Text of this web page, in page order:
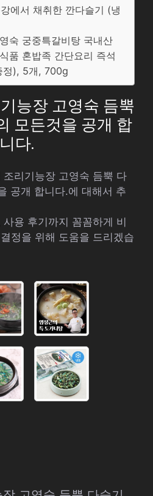
에서 채취한 깐다슬기 (냉
숙 궁중특갈비탕 국내산
품 혼밥족 간단요리 즉석
정), 5개, 700g
능장 고영숙 듬뿍
모든것을 공개 합
니다.
리기능장 고영숙 듬뿍 다
공개 합니다.에 대해서 추
용 후기까지 꼼꼼하게 비
정을 위해 도움을 드리겠습